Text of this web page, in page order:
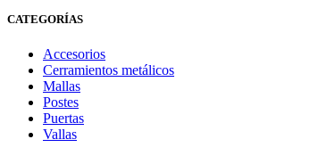
CATEGORÍAS
Accesorios
Cerramientos metálicos
Mallas
Postes
Puertas
Vallas